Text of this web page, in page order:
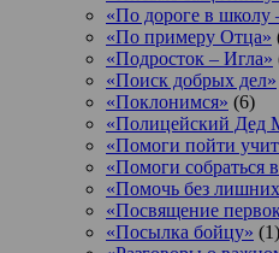
«По дороге в школу
«По примеру Отца»
«Подросток ‒ Игла»
«Поиск добрых дел»
«Поклонимся» (6)
«Полицейский Дед
«Помоги пойти
«Помоги собраться
«Помочь без
«Посвящение
«Посылка бойцу» (1)